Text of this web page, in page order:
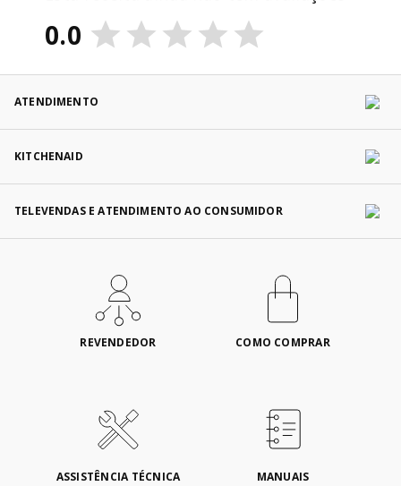
0.0
ATENDIMENTO
KITCHENAID
TELEVENDAS E ATENDIMENTO AO CONSUMIDOR
REVENDEDOR COMO COMPRAR
ASSISTÊNCIA TÉCNICA MANUAIS